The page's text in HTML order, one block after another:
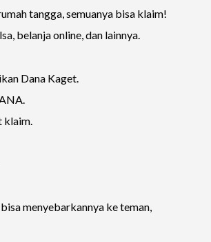
tangga, semuanya bisa klaim!
belanja online, dan lainnya.
Dana Kaget.
klaim.
menyebarkannya ke teman,